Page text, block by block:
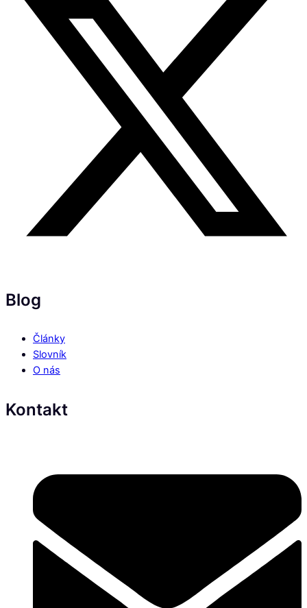
Blog
Články
Slovník
O nás
Kontakt